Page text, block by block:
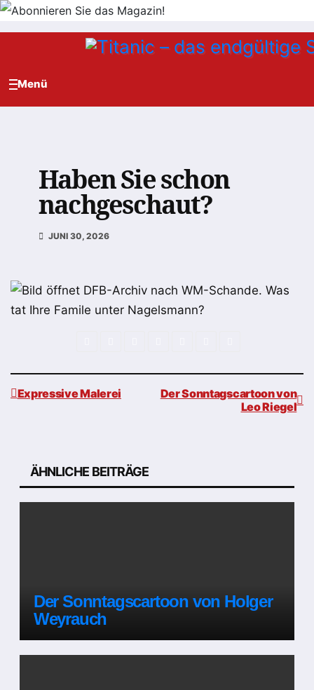
Zum
Haben Sie schon
nachgeschaut?
JUNI 30, 2026
Der Sonntagscartoon von
Leo Riegel
Expressive Malerei
ÄHNLICHE BEITRÄGE
Der Sonntagscartoon von Holger
Weyrauch